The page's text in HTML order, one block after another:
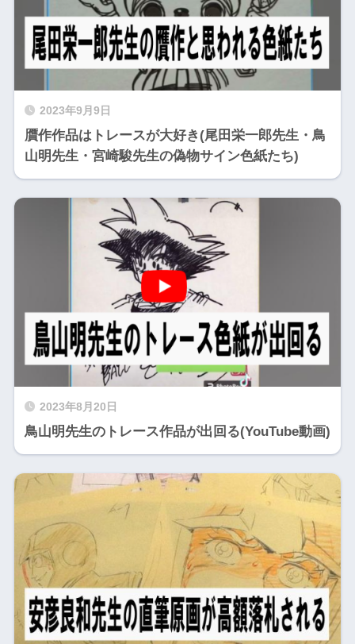
2023年9月9日
贋作作品はトレースが大好き(尾田栄一郎先生・鳥
山明先生・宮崎駿先生の偽物サイン色紙たち)
2023年8月20日
鳥山明先生のトレース作品が出回る(YouTube動画)